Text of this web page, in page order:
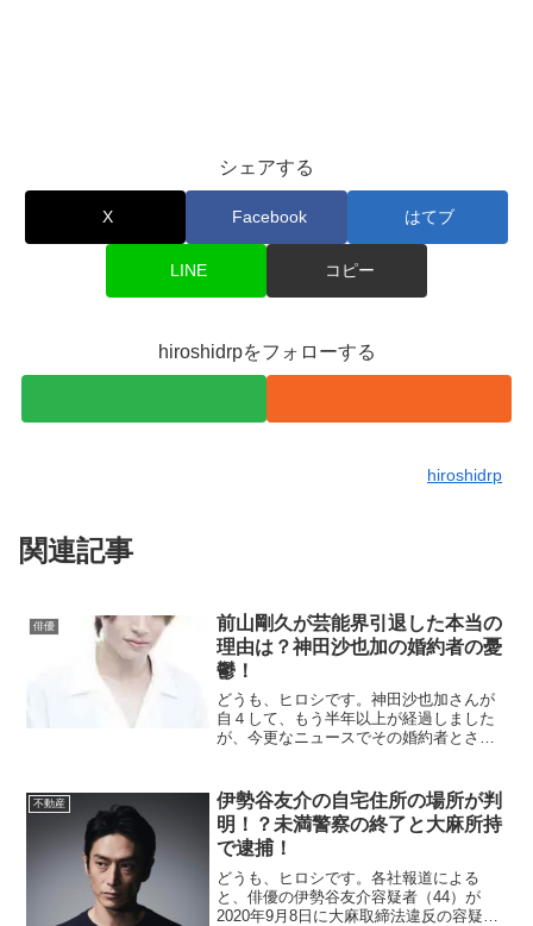
シェアする
X Facebook はてブ
LINE コピー
hiroshidrpをフォローする
hiroshidrp
関連記事
俳優
前山剛久が芸能界引退した本当の
理由は？神田沙也加の婚約者の憂
鬱！
どうも、ヒロシです。神田沙也加さんが
自４して、もう半年以上が経過しました
が、今更なニュースでその婚約者とされ
た。事務所発表によると、6月30日付で引
退ということです。このニュースで気...
不動産
伊勢谷友介の自宅住所の場所が判
明！？未満警察の終了と大麻所持
で逮捕！
どうも、ヒロシです。各社報道による
と、俳優の伊勢谷友介容疑者（44）が
2020年9月8日に大麻取締法違反の容疑で